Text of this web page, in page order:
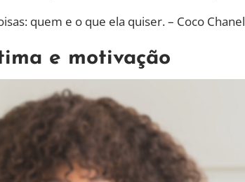
quem e o que ela quiser. – Coco Chanel
e motivação